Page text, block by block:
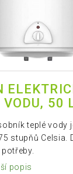
VODU, 50
teplé vody
stupňů Celsia.
popis